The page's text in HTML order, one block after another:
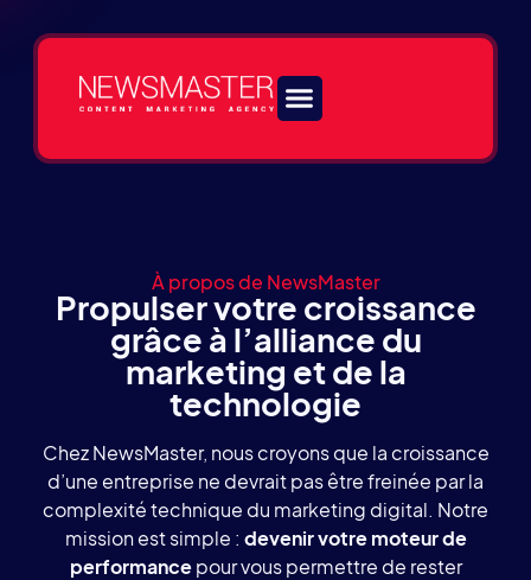
À propos de NewsMaster
Propulser votre croissance
grâce à l’alliance du
marketing et de la
technologie
Chez NewsMaster, nous croyons que la croissance
d’une entreprise ne devrait pas être freinée par la
complexité technique du marketing digital. Notre
mission est simple : devenir votre moteur de
performancepour vous permettre de rester